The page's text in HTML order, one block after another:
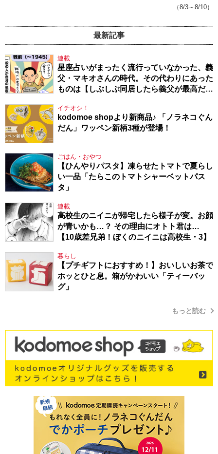
（8/3～8/10）
最新記事
連載
星座占いがまったく流行っていなかった、義
父・マキオさんの時代。その代わりにあった
ものは【しぶしぶ同居したら義父が最高だっ
イチオシ！
kodomoe shopより新商品♪ 「ノラネコぐん
だん」ワッペン新柄3種が登場！
ごはん・おやつ
【ひんやりパスタ】凍らせたトマトで夏らし
い一品「たらこのトマトシャーベットパス
タ」
連載
高校生のニイニが帰宅したら様子が変。お顔
が青いかも…？ その理由にオトト君は…
【10歳差兄弟！ぼくのニイニは高校生・3】
暮らし
【プチギフトにおすすめ！】おいしいお茶で
ホッとひと息。箱がかわいい「ティーバッ
グ」
もっと読む